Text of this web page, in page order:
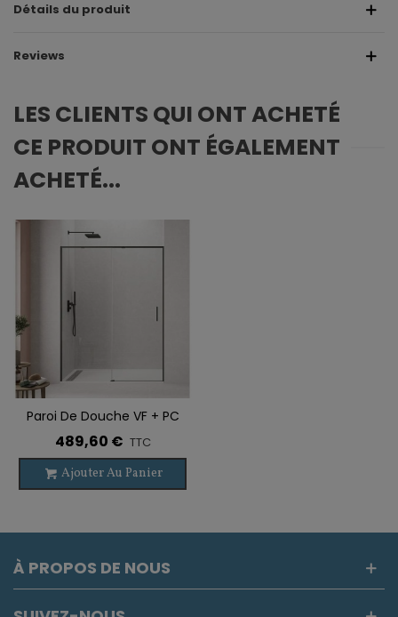
Détails du produit
Reviews
LES CLIENTS QUI ONT ACHETÉ
CE PRODUIT ONT ÉGALEMENT
ACHETÉ...
Paroi De Douche VF + PC
TWENTY NOIR
489,60 € TTC
Ajouter Au Panier
À PROPOS DE NOUS